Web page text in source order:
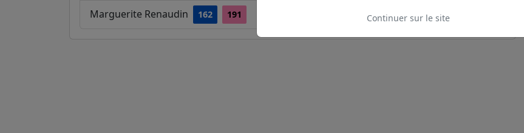
Marguerite Renaudin 162 191 Continuer sur le site